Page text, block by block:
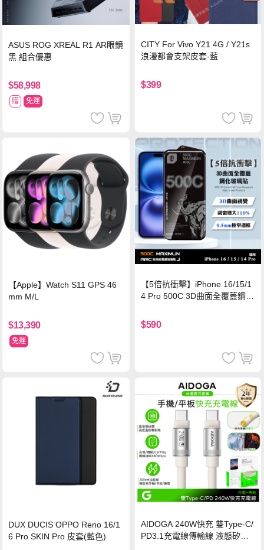
ASUS ROG XREAL R1 AR眼鏡
黑 組合優惠
$58,998
贈 免運
CITY For Vivo Y21 4G / Y21s
浪漫都會支架皮套-藍
$399
【Apple】Watch S11 GPS 46
mm M/L
$13,390
免運
【5倍抗衝擊】iPhone 16/15/1
4 Pro 500C 3D曲面全覆蓋鋼化
保護貼
$590
DUX DUCIS OPPO Reno 16/1
6 Pro SKIN Pro 皮套(藍色)
AIDOGA 240W快充 雙Type-C/
PD3.1充電線傳輸線 液態矽膠